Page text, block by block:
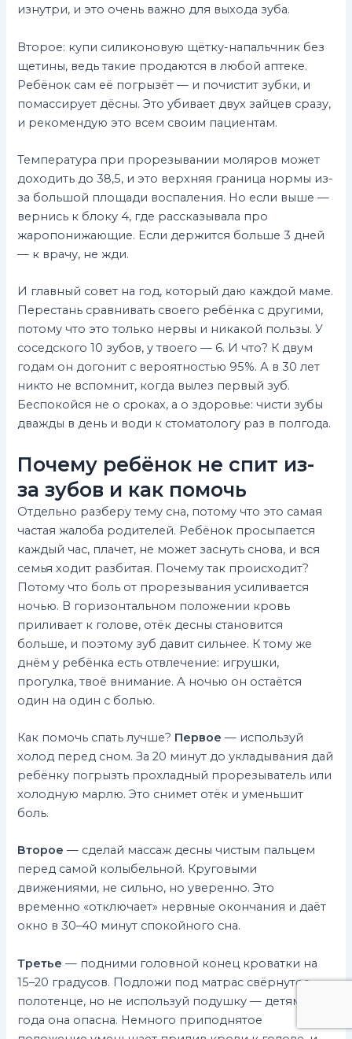
изнутри, и это очень важно для выхода зуба.
Второе: купи силиконовую щётку-напальчник без
щетины, ведь такие продаются в любой аптеке.
Ребёнок сам её погрызёт — и почистит зубки, и
помассирует дёсны. Это убивает двух зайцев сразу,
и рекомендую это всем своим пациентам.
Температура при прорезывании моляров может
доходить до 38,5, и это верхняя граница нормы из-
за большой площади воспаления. Но если выше —
вернись к блоку 4, где рассказывала про
жаропонижающие. Если держится больше 3 дней
— к врачу, не жди.
И главный совет на год, который даю каждой маме.
Перестань сравнивать своего ребёнка с другими,
потому что это только нервы и никакой пользы. У
соседского 10 зубов, у твоего — 6. И что? К двум
годам он догонит с вероятностью 95%. А в 30 лет
никто не вспомнит, когда вылез первый зуб.
Беспокойся не о сроках, а о здоровье: чисти зубы
дважды в день и води к стоматологу раз в полгода.
Почему ребёнок не спит из-
за зубов и как помочь
Отдельно разберу тему сна, потому что это самая
частая жалоба родителей. Ребёнок просыпается
каждый час, плачет, не может заснуть снова, и вся
семья ходит разбитая. Почему так происходит?
Потому что боль от прорезывания усиливается
ночью. В горизонтальном положении кровь
приливает к голове, отёк десны становится
больше, и поэтому зуб давит сильнее. К тому же
днём у ребёнка есть отвлечение: игрушки,
прогулка, твоё внимание. А ночью он остаётся
один на один с болью.
Как помочь спать лучше? Первое — используй
холод перед сном. За 20 минут до укладывания дай
ребёнку погрызть прохладный прорезыватель или
холодную марлю. Это снимет отёк и уменьшит
боль.
Второе — сделай массаж десны чистым пальцем
перед самой колыбельной. Круговыми
движениями, не сильно, но уверенно. Это
временно «отключает» нервные окончания и даёт
окно в 30–40 минут спокойного сна.
Третье — подними головной конец кроватки на
15–20 градусов. Подложи под матрас свёрнутое
полотенце, но не используй подушку — детям до
года она опасна. Немного приподнятое